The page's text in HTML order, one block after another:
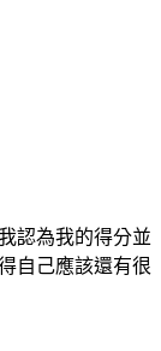
認為我的得分並
自己應該還有很